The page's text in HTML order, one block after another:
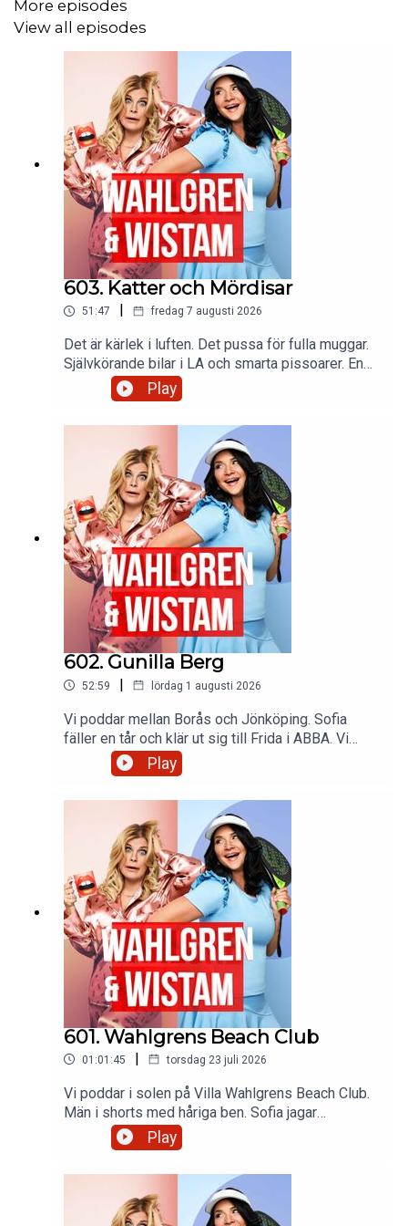
More episodes
View all episodes
603. Katter och Mördisar
51:47 fredag 7 augusti 2026
Det är kärlek i luften. Det pussa för fulla muggar.
Självkörande bilar i LA och smarta pissoarer. En
man har ett onani-tourettes och Sofia har fått
influensersjukan. AI gör glad musik till en
taxichaufför och Pernilla tar ett gäng vaccin
Play
602. Gunilla Berg
52:59 | lördag 1 augusti 2026
Vi poddar mellan Borås och Jönköping. Sofia
fäller en tår och klär ut sig till Frida i ABBA. Vi
skickar hat på homofober. Kommer vi få se Sofia
på BDSM klubb. Har vi väckt en björn som sover?
skjuta upp vår aska i fyrverkerier. Pernilla har haft
en syskon reunion och har köpt ett fiskespö. Och
glöm inte dansa alla queens!
Play
601. Wahlgrens Beach Club
01:01:45 | torsdag 23 juli 2026
Vi poddar i solen på Villa Wahlgrens Beach Club.
Män i shorts med håriga ben. Sofia jagar
Pokemon och Pernilla öppnar en
tandläkarmottagning i Örebro. VM-gräsmattan är
hans syssling och Sofia blir stoppad av polisen.
Play